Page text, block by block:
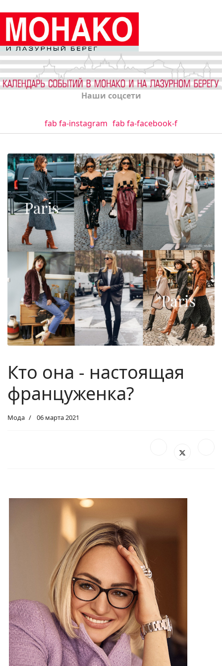
Наши соцсети
fab fa-instagram fab fa-facebook-f
Кто она - настоящая
француженка?
Мода 06 марта 2021